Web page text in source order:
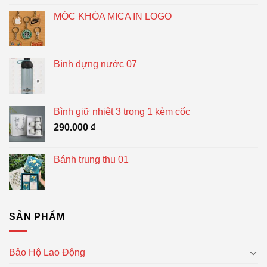
MÓC KHÓA MICA IN LOGO
Bình đựng nước 07
Bình giữ nhiệt 3 trong 1 kèm cốc
290.000 ₫
Bánh trung thu 01
SẢN PHẨM
Bảo Hộ Lao Động